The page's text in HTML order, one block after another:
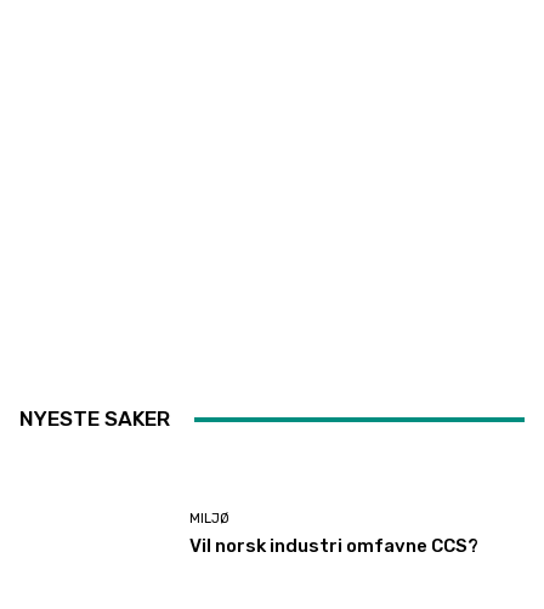
NYESTE SAKER
MILJØ
Vil norsk industri omfavne CCS?